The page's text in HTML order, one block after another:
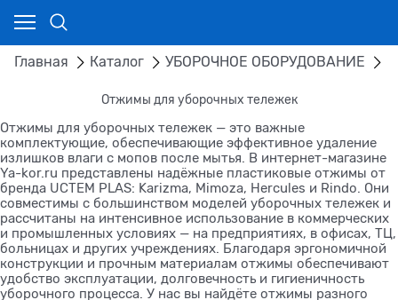
Главная Каталог УБОРОЧНОЕ ОБОРУДОВАНИЕ
Отжимы для уборочных тележек
Отжимы для уборочных тележек — это важные
комплектующие, обеспечивающие эффективное удаление
излишков влаги с мопов после мытья. В интернет-магазине
Ya-kor.ru представлены надёжные пластиковые отжимы от
бренда UCTEM PLAS: Karizma, Mimoza, Hercules и Rindo. Они
совместимы с большинством моделей уборочных тележек и
рассчитаны на интенсивное использование в коммерческих
и промышленных условиях — на предприятиях, в офисах, ТЦ,
больницах и других учреждениях. Благодаря эргономичной
конструкции и прочным материалам отжимы обеспечивают
удобство эксплуатации, долговечность и гигиеничность
уборочного процесса. У нас вы найдёте отжимы разного